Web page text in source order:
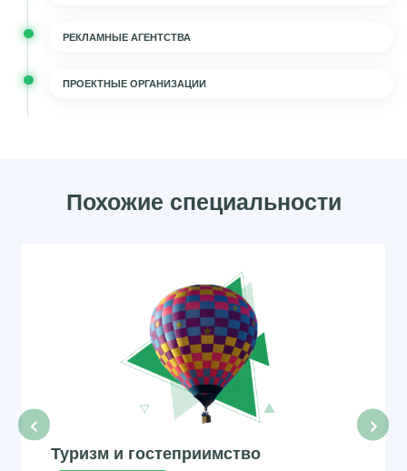
РЕКЛАМНЫЕ АГЕНТСТВА
ПРОЕКТНЫЕ ОРГАНИЗАЦИИ
Похожие специальности
‹
Туризм и гостеприимство
›